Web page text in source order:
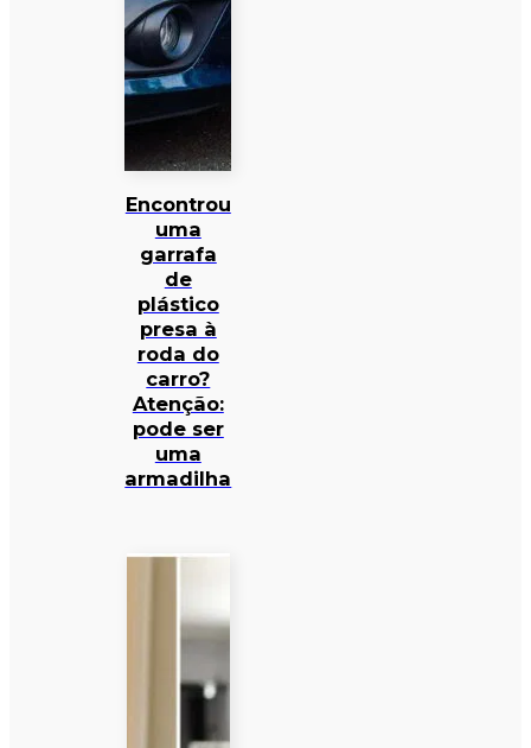
Encontrou
uma
garrafa
de
plástico
presa à
roda do
carro?
Atenção:
pode ser
uma
armadilha